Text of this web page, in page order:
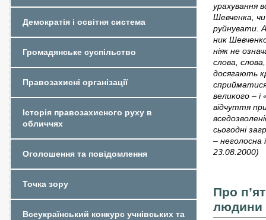
урахування
Шевченка,
руйнувати.
ник
ніяк не
слова,
досягають
великого – і
відчуття
сьогодні
– неголосна
23.08.2000)
Про
людини
Демократія і освітня система
Громадянське суспільство
Правозахисні організації
Історія правозахисного руху в
обличчях
Оголошення та повідомлення
Точка зору
Всеукраїнський конкурс учнівських та